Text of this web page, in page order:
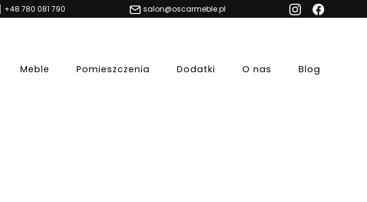
+48 780 081 790 salon@oscarmeble.pl
Meble Pomieszczenia Dodatki O nas Blog